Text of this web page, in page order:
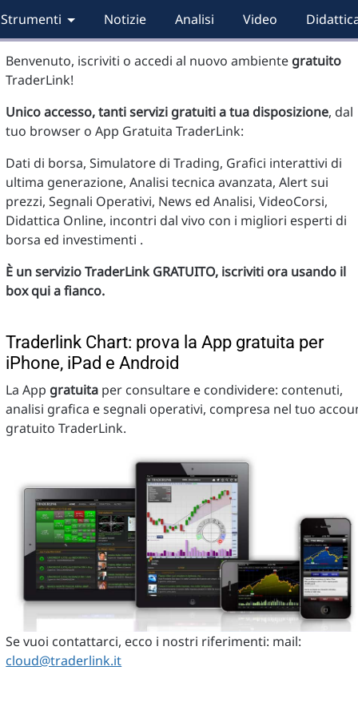
Strumenti Notizie Analisi Video
Benvenuto, iscriviti o accedi al nuovo ambiente gratuito
TraderLink!
Unico accesso, tanti servizi gratuiti a tua disposizione, dal
tuo browser o App Gratuita TraderLink:
Dati di borsa, Simulatore di Trading, Grafici interattivi di
ultima generazione, Analisi tecnica avanzata, Alert sui
prezzi, Segnali Operativi, News ed Analisi, VideoCorsi,
Didattica Online, incontri dal vivo con i migliori esperti di
borsa ed investimenti .
È un servizio TraderLink GRATUITO, iscriviti ora usando il
box qui a fianco.
Traderlink Chart: prova la App gratuita per
iPhone, iPad e Android
La App gratuita per consultare e condividere: contenuti,
analisi grafica e segnali operativi, compresa nel tuo
gratuito TraderLink.
Se vuoi contattarci, ecco i nostri riferimenti: mail:
cloud@traderlink.it